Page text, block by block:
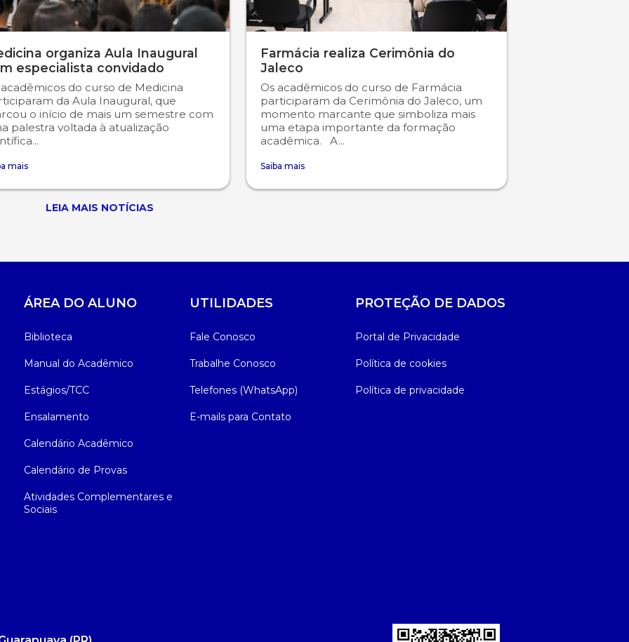
organiza Aula Inaugural
especialista convidado
acadêmicos do curso de Medicina
da Aula Inaugural, que
o início de mais um semestre com
palestra voltada à atualização
mais
Farmácia realiza Cerimônia do
Jaleco
Os acadêmicos do curso de Farmácia
participaram da Cerimônia do Jaleco, um
momento marcante que simboliza mais
uma etapa importante da formação
acadêmica. A...
Saiba mais
LEIA MAIS NOTÍCIAS
ÁREA DO ALUNO
Biblioteca
Manual do Acadêmico
Estágios/TCC
Ensalamento
Calendário Acadêmico
Calendário de Provas
Atividades Complementares e
Sociais
UTILIDADES
Fale Conosco
Trabalhe Conosco
Telefones (WhatsApp)
E-mails para Contato
PROTEÇÃO DE DADOS
Portal de Privacidade
Política de cookies
Política de privacidade